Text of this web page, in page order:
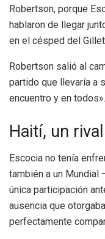
Robertson, porque
hablaron de llegar
en el césped del
Robertson salió al
partido que llevaría a
encuentro y en
Haití, un
Escocia no tenía
también a un Mundial
única participación
ausencia que
perfectamente